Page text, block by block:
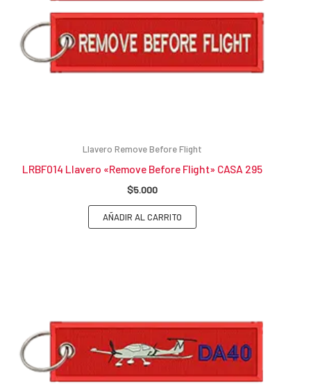
Llavero Remove Before Flight
LRBF014 Llavero «Remove Before Flight» CASA 295
$5.000
AÑADIR AL CARRITO